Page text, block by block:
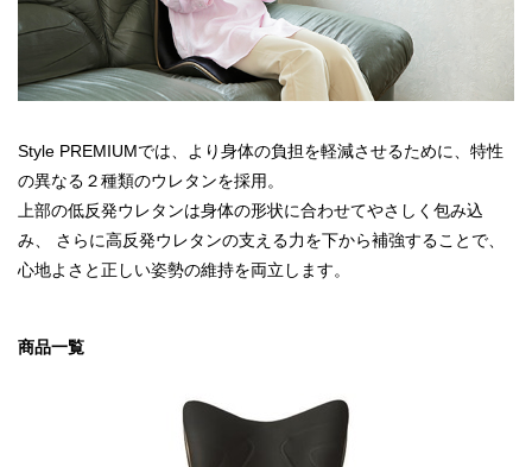
Style PREMIUMでは、より身体の負担を軽減させるために、特性
の異なる２種類のウレタンを採用。
上部の低反発ウレタンは身体の形状に合わせてやさしく包み込
み、 さらに高反発ウレタンの支える力を下から補強することで、
心地よさと正しい姿勢の維持を両立します。
商品一覧